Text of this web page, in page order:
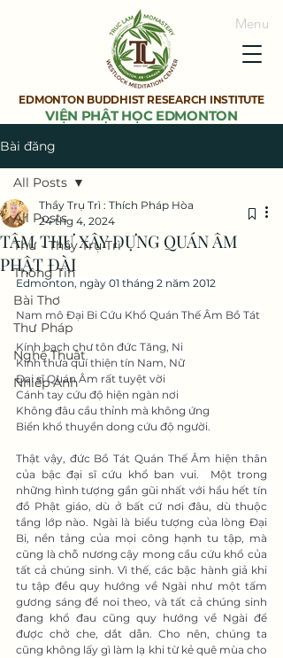
Menu
EDMONTON BUDDHIST RESEARCH INSTITUTE
VIỆN PHẬT HỌC EDMONTON
Bài đăng
All Posts
Thư - Thầy Trụ Trì
Thông Tin
Bài Thơ
Thư Pháp
Nghệ Thuật
Nhiếp Ảnh
All Posts
TÂM THƯ XÂY DỰNG QUÁN ÂM
PHẬT ĐÀI
Thầy Trụ Trì : Thích Pháp Hòa
24 thg 4, 2024
Edmonton, ngày 01 tháng 2 năm 2012
Nam mô Đại Bi Cứu Khổ Quán Thế Âm Bồ Tát
Kính bạch chư tôn đức Tăng, Ni
Kính thưa quí thiện tín Nam, Nữ
Đại sĩ Quán Âm rất tuyệt vời
Cánh tay cứu độ hiện ngàn nơi
Không đâu cầu thỉnh mà không ứng
Biển khổ thuyền dong cứu độ người.
Thật vậy, đức Bồ Tát Quán Thế Âm hiện thân
của bậc đại sĩ cứu khổ ban vui.  Một trong
những hình tượng gần gũi nhất với hầu hết tín
đồ Phật giáo, dù ở bất cứ nơi đâu, dù thuộc
tầng lớp nào. Ngài là biểu tượng của lòng Đại
Bi, nền tảng của mọi công hạnh tu tập, mà
cũng là chỗ nương cậy mong cầu cứu khổ của
tất cả chúng sinh. Vì thế, các bậc hành giả khi
tu tập đều quy hướng về Ngài như một tấm
gương sáng để noi theo, và tất cả chúng sinh
đang khổ đau cũng quy hướng về Ngài để
được chở che, dắt dẫn. Cho nên, chúng ta
cũng không lấy gì làm lạ khi từ kẻ quê mùa cho